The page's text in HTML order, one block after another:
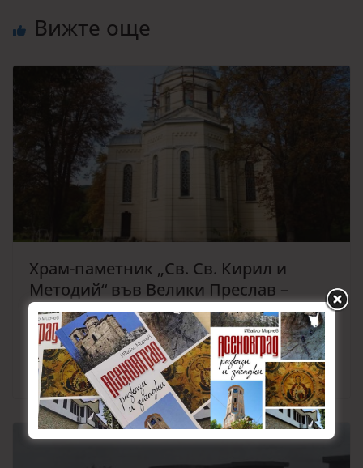
Вижте още
Храм-паметник „Св. Св. Кирил и
Методий“ във Велики Преслав –
Варненска и Великопреславска
епархия
26.03.2024